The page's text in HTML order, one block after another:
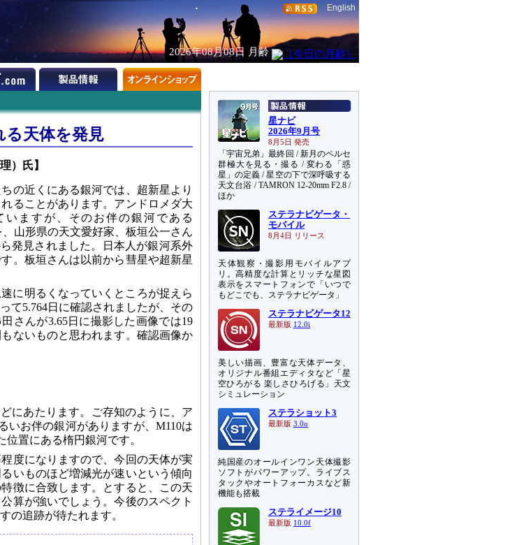
English
2026年08月08日 月齢
る天体を発見
）氏】
の近くにある銀河では、超新星より
ることがあります。アンドロメダ大
ますが、そのお伴の銀河である
山形県の天文愛好家、板垣公一さん
発見されました。日本人が銀河系外
。板垣さんは以前から彗星や超新星
に明るくなっていくところが捉えら
て5.764日に確認されましたが、その
さんが3.65日に撮影した画像では19
ないものと思われます。確認画像か
にあたります。ご存知のように、ア
いお伴の銀河がありますが、M110は
置にある楕円銀河です。
度になりますので、今回の天体が実
いものほど増減光が速いという傾向
徴に合致します。とすると、この天
算が強いでしょう。今後のスペクト
の追跡が待たれます。
星ナビ
2026年9月号
8月5日 発売
「宇宙兄弟」最終回 / 新月のペルセ
群極大を見る・撮る / 変わる「惑
星」の定義 / 星空の下で深呼吸する
天文台浴 / TAMRON 12-20mm F2.8 /
ほか
ステラナビゲータ・
モバイル
8月4日 リリース
天体観察・撮影用モバイルアプ
リ。高精度な計算とリッチな星図
表示をスマートフォンで「いつで
もどこでも、ステラナビゲータ」
ステラナビゲータ12
最新版 12.0i
美しい描画、豊富な天体データ、
オリジナル番組エディタなど「星
空ひろがる 楽しさひろげる」天文
シミュレーション
ステラショット3
最新版 3.0o
純国産のオールインワン天体撮影
ソフトがパワーアップ。ライブス
タックやオートフォーカスなど新
機能も搭載
ステライメージ10
最新版 10.0f